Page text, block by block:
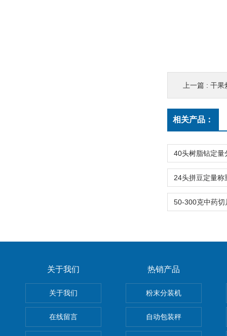
上一篇 : 干果
相关产品：
关于我们
关于我们
在线留言
热销产品
粉末分装机
自动包装秤